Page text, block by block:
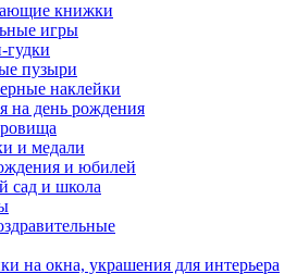
книжки
игры
гудки
пузыри
наклейки
на день рождения
и медали
и юбилей
сад и школа
на окна, украшения для интерьера